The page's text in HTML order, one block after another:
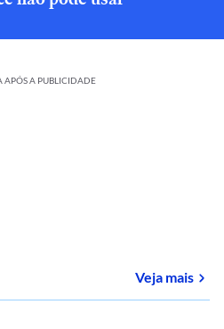
APÓS A PUBLICIDADE
Veja mais